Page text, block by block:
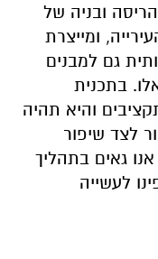
ובניה של
ומייצרת
גם למבנים
בתכנית
והיא תהיה
לצד שיפור
גאים בתהליך
לעשייה